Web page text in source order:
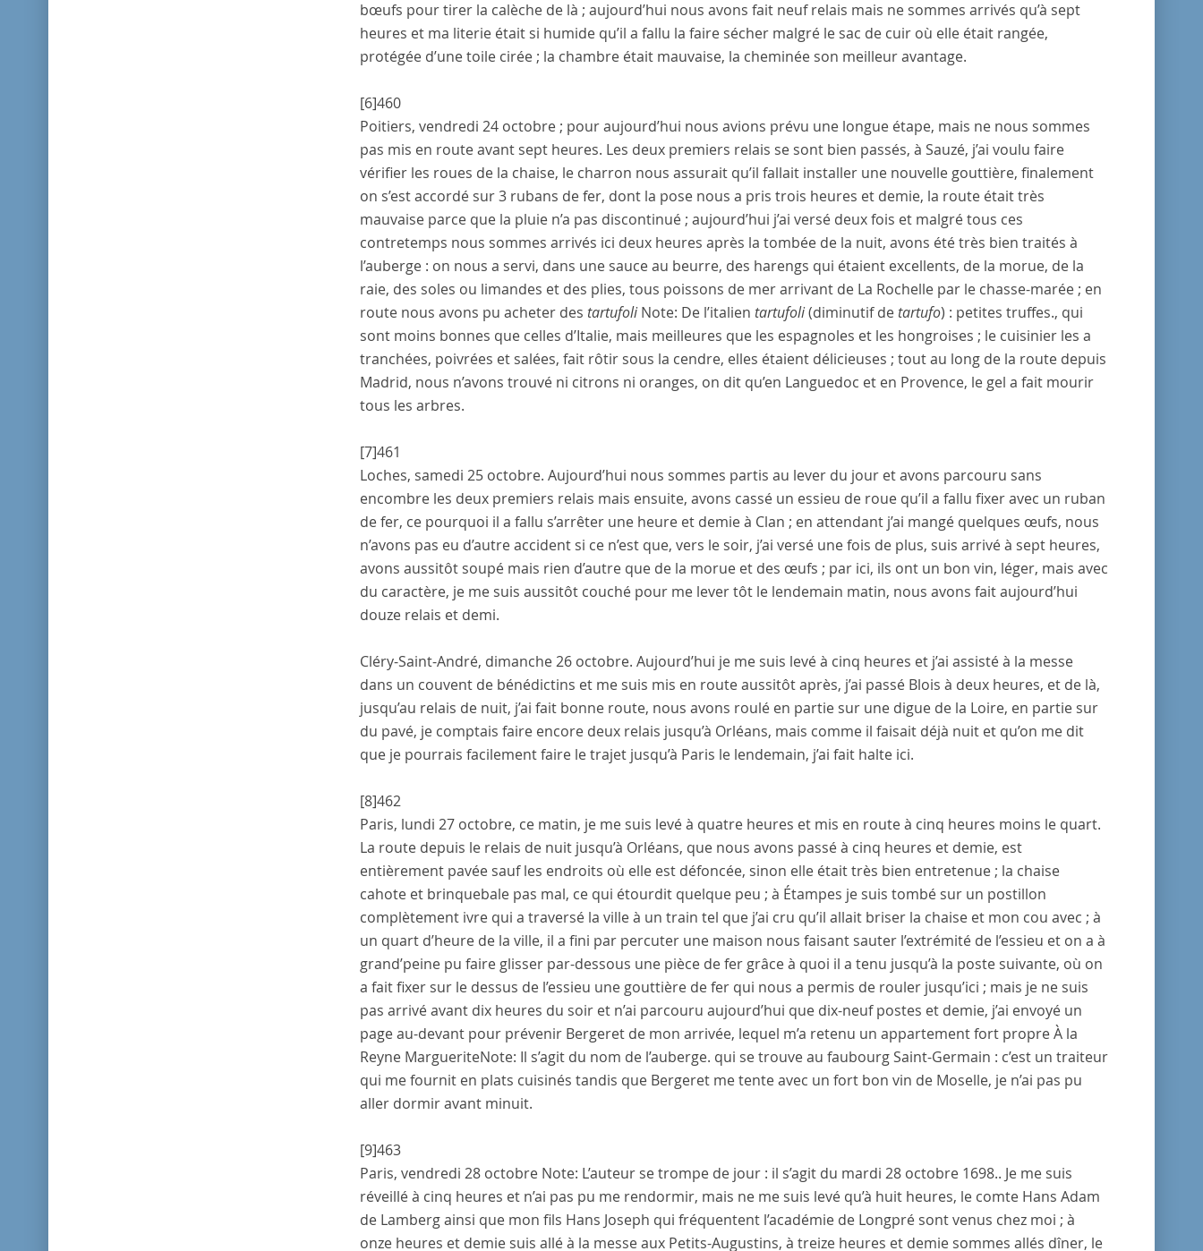
bœufs pour tirer la calèche de là ; aujourd’hui nous avons fait neuf relais mais ne sommes arrivés qu’à sept
heures et ma literie était si humide qu’il a fallu la faire sécher malgré le sac de cuir où elle était rangée,
protégée d’une toile cirée ; la chambre était mauvaise, la cheminée son meilleur avantage.
[6]460
Poitiers, vendredi 24 octobre; pour aujourd’hui nous avions prévu une longue étape, mais ne nous sommes
pas mis en route avant sept heures. Les deux premiers relais se sont bien passés, à Sauzé, j’ai voulu faire
vérifier les roues de la chaise, le charron nous assurait qu’il fallait installer une nouvelle gouttière, finalement
on s’est accordé sur 3 rubans de fer, dont la pose nous a pris trois heures et demie, la route était très
mauvaise parce que la pluie n’a pas discontinué ; aujourd’hui j’ai versé deux fois et malgré tous ces
contretemps nous sommes arrivés ici deux heures après la tombée de la nuit, avons été très bien traités à
l’auberge : on nous a servi, dans une sauce au beurre, des harengs qui étaient excellents, de la morue, de la
raie, des soles ou limandes et des plies, tous poissons de mer arrivant de La Rochellepar le chasse-marée ; en
route nous avons pu acheter des tartufoli Note: De l’italien tartufoli(diminutif de tartufo) : petites truffes., qui
sont moins bonnes que celles d’Italie, mais meilleures que les espagnoles et les hongroises ; le cuisinierles a
tranchées, poivrées et salées, fait rôtir sous la cendre, elles étaient délicieuses ; tout au long de la route depuis
Madrid, nous n’avons trouvé ni citrons ni oranges, on dit qu’en Languedoc et en Provence, le gel a fait mourir
tous les arbres.
[7]461
Loches, samedi 25 octobre. Aujourd’hui nous sommes partis au lever du jour et avons parcouru sans
encombre les deux premiers relais mais ensuite, avons cassé un essieu de roue qu’il a fallu fixer avec un ruban
de fer, ce pourquoi il a fallu s’arrêter une heure et demie à Clan ; en attendant j’ai mangé quelques œufs, nous
n’avons pas eu d’autre accident si ce n’est que, vers le soir, j’ai versé une fois de plus, suis arrivé à sept heures,
avons aussitôt soupé mais rien d’autre que de la morue et des œufs ; par ici, ils ont un bon vin, léger, mais avec
du caractère, je me suis aussitôt couché pour me lever tôt le lendemain matin, nous avons fait aujourd’hui
douze relais et demi.
Cléry-Saint-André, dimanche 26 octobre. Aujourd’hui je me suis levé à cinq heures et j’ai assisté à la messe
dans un couvent de bénédictins et me suis mis en route aussitôt après, j’ai passé Blois à deux heures, et de là,
jusqu’au relais de nuit, j’ai fait bonne route, nous avons roulé en partie sur une digue de la Loire, en partie sur
du pavé, je comptais faire encore deux relais jusqu’à Orléans, mais comme il faisait déjà nuit et qu’on me dit
que je pourrais facilement faire le trajet jusqu’à Paris le lendemain, j’ai fait halte ici.
[8]462
Paris, lundi 27 octobre, ce matin, je me suis levé à quatre heures et mis en route à cinq heures moins le quart.
La route depuis le relais de nuit jusqu’à Orléans, que nous avons passé à cinq heures et demie, est
entièrement pavée sauf les endroits où elle est défoncée, sinon elle était très bien entretenue ; la chaise
cahote et brinquebale pas mal, ce qui étourdit quelque peu ; à Étampes je suis tombé sur un postillon
complètement ivre qui a traversé la ville à un train tel que j’ai cru qu’il allait briser la chaise et mon cou avec ; à
un quart d’heure de la ville, il a fini par percuter une maison nous faisant sauter l’extrémité de l’essieu et on a à
grand’peine pu faire glisser par-dessous une pièce de fer grâce à quoi il a tenu jusqu’à la poste suivante, où on
a fait fixer sur le dessus de l’essieu une gouttière de fer qui nous a permis de rouler jusqu’ici ; mais je ne suis
pas arrivé avant dix heures du soir et n’ai parcouru aujourd’hui que dix-neuf postes et demie, j’ai envoyé un
pageau-devant pour prévenir Bergeretde mon arrivée, lequel m’a retenu un appartement fort propreÀ la
Reyne MargueriteNote: Il s’agit du nom de l’auberge. qui se trouve au faubourg Saint-Germain : c’est un traiteur
qui me fournit en plats cuisinés tandis que Bergeretme tente avec un fort bon vin de Moselle, je n’ai pas pu
aller dormir avant minuit.
[9]463
Paris, vendredi 28 octobre Note: L’auteur se trompe de jour : il s’agit du mardi 28 octobre 1698.. Je me suis
réveillé à cinq heures et n’ai pas pu me rendormir, mais ne me suis levé qu’à huit heures, le comte Hans Adam
de Lambergainsi que mon fils Hans Joseph qui fréquentent l’académiede Longprésont venus chez moi ; à
onze heures et demie suis allé à la messe aux Petits-Augustins, à treize heures et demie sommes allés dîner, le